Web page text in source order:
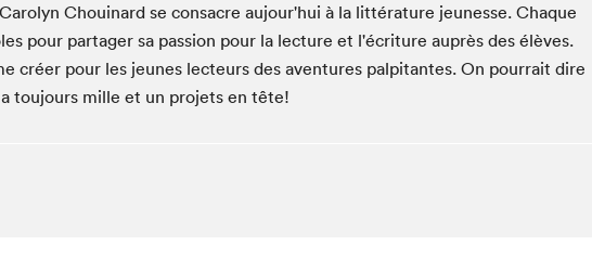
Salon
Liseur Public
Vitrine du Festival littéraire international Metropolis
bleu
La lecture en cadeau
Chouinard se consacre aujour'hui à la littérature jeunesse. Chaque
pour partager sa passion pour la lecture et l'écriture auprès des élèves.
créer pour les jeunes lecteurs des aventures palpitantes. On pourrait dire
toujours mille et un projets en tête!